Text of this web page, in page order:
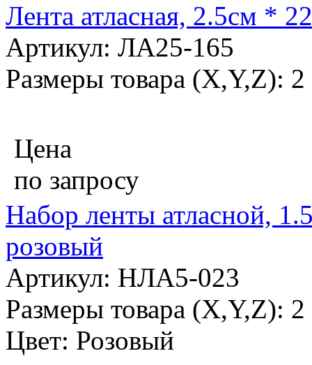
Лента атласная, 2.5см *
Артикул: ЛА25-165
Размеры товара (X,Y,Z):
Цена
по запросу
Набор ленты атласной,
розовый
Артикул: НЛА5-023
Размеры товара (X,Y,Z):
Цвет: Розовый